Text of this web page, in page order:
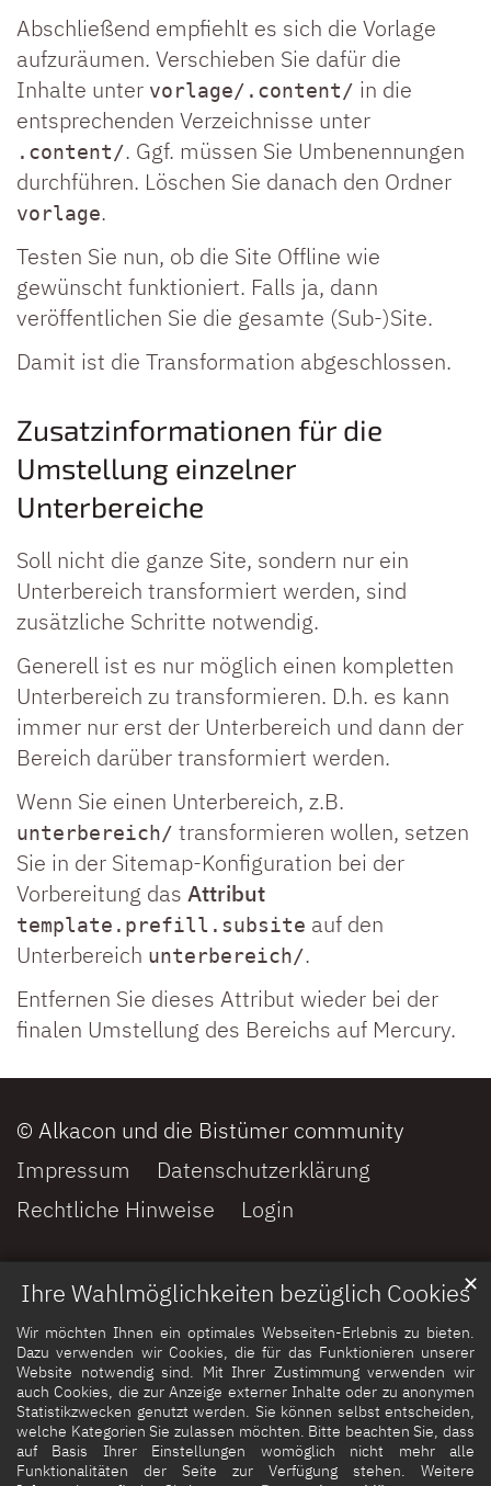
Ihre Wahlmöglichkeiten bezüglich Cookies
Wir möchten Ihnen ein optimales Webseiten-Erlebnis zu bieten.
Dazu verwenden wir Cookies, die für das Funktionieren unserer
Website notwendig sind. Mit Ihrer Zustimmung verwenden wir
auch Cookies, die zur Anzeige externer Inhalte oder zu anonymen
Statistikzwecken genutzt werden. Sie können selbst entscheiden,
welche Kategorien Sie zulassen möchten. Bitte beachten Sie, dass
auf Basis Ihrer Einstellungen womöglich nicht mehr alle
Funktionalitäten der Seite zur Verfügung stehen. Weitere
✕
Abschließend empfiehlt es sich die Vorlage
aufzuräumen. Verschieben Sie dafür die
Inhalte unter vorlage/.content/ in die
entsprechenden Verzeichnisse unter
.content/. Ggf. müssen Sie Umbenennungen
durchführen. Löschen Sie danach den Ordner
vorlage.
Testen Sie nun, ob die Site Offline wie
gewünscht funktioniert. Falls ja, dann
veröffentlichen Sie die gesamte (Sub-)Site.
Damit ist die Transformation abgeschlossen.
Zusatzinformationen für die
Umstellung einzelner
Unterbereiche
Soll nicht die ganze Site, sondern nur ein
Unterbereich transformiert werden, sind
zusätzliche Schritte notwendig.
Generell ist es nur möglich einen kompletten
Unterbereich zu transformieren. D.h. es kann
immer nur erst der Unterbereich und dann der
Bereich darüber transformiert werden.
Wenn Sie einen Unterbereich, z.B.
unterbereich/ transformieren wollen, setzen
Sie in der Sitemap-Konfiguration bei der
Vorbereitung das Attribut
template.prefill.subsite auf den
Unterbereich unterbereich/.
Entfernen Sie dieses Attribut wieder bei der
finalen Umstellung des Bereichs auf Mercury.
© Alkacon und die Bistümer community
Impressum
Datenschutzerklärung
Rechtliche Hinweise
Login